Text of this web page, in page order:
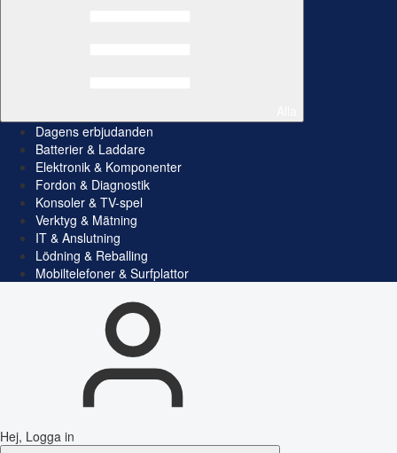
Dagens erbjudanden
Batterier & Laddare
Elektronik & Komponenter
Fordon & Diagnostik
Konsoler & TV-spel
Verktyg & Mätning
IT & Anslutning
Lödning & Reballing
Mobiltelefoner & Surfplattor
Hej, Logga in